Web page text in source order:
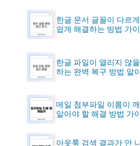
한글 문서 글꼴이 다르
쉽게 해결하는 방법 가
한글 파일이 열리지 않
하는 완벽 복구 방법 알
메일 첨부파일 이름이
알아야 할 해결 방법 가
아웃룩 검색 결과가 안